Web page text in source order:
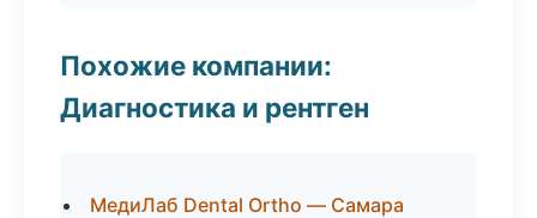
Похожие компании:
Диагностика и рентген
МедиЛаб Dental Ortho — Самара